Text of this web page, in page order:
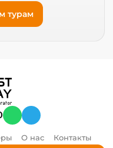
турам
О нас Контакты